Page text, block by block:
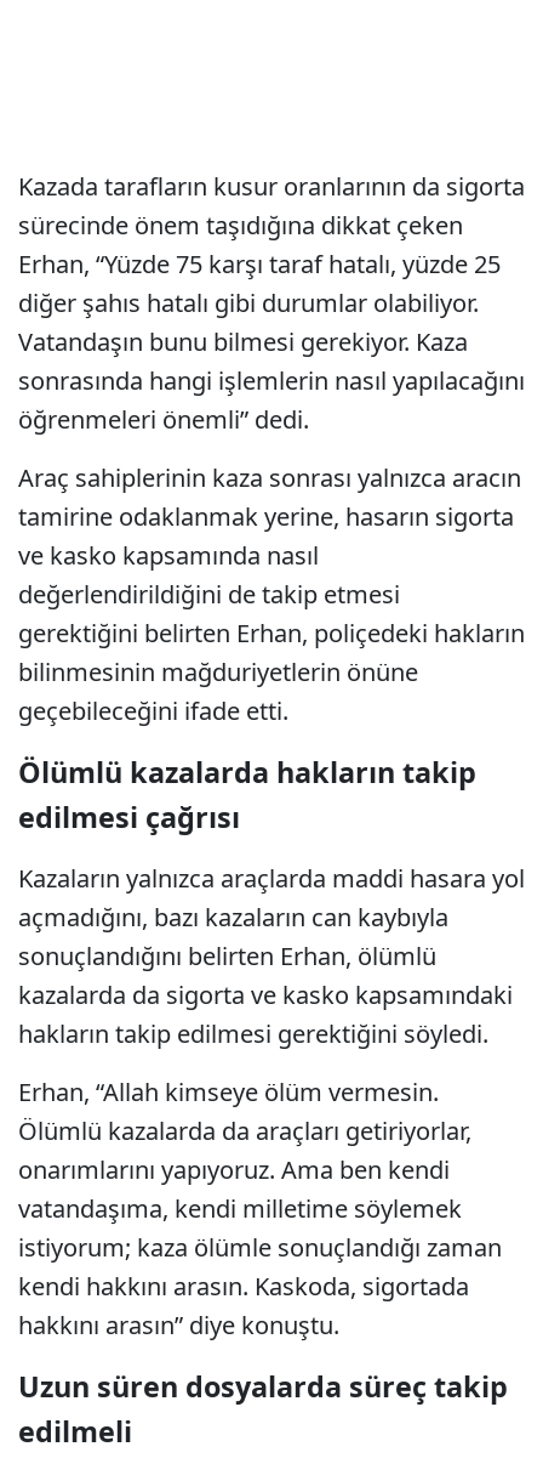
Kazada tarafların kusur oranlarının da sigorta
sürecinde önem taşıdığına dikkat çeken
Erhan, “Yüzde 75 karşı taraf hatalı, yüzde 25
diğer şahıs hatalı gibi durumlar olabiliyor.
Vatandaşın bunu bilmesi gerekiyor. Kaza
sonrasında hangi işlemlerin nasıl yapılacağını
öğrenmeleri önemli” dedi.
Araç sahiplerinin kaza sonrası yalnızca aracın
tamirine odaklanmak yerine, hasarın sigorta
ve kasko kapsamında nasıl
değerlendirildiğini de takip etmesi
gerektiğini belirten Erhan, poliçedeki hakların
bilinmesinin mağduriyetlerin önüne
geçebileceğini ifade etti.
Ölümlü kazalarda hakların takip
edilmesi çağrısı
Kazaların yalnızca araçlarda maddi hasara yol
açmadığını, bazı kazaların can kaybıyla
sonuçlandığını belirten Erhan, ölümlü
kazalarda da sigorta ve kasko kapsamındaki
hakların takip edilmesi gerektiğini söyledi.
Erhan, “Allah kimseye ölüm vermesin.
Ölümlü kazalarda da araçları getiriyorlar,
onarımlarını yapıyoruz. Ama ben kendi
vatandaşıma, kendi milletime söylemek
istiyorum; kaza ölümle sonuçlandığı zaman
kendi hakkını arasın. Kaskoda, sigortada
hakkını arasın” diye konuştu.
Uzun süren dosyalarda süreç takip
edilmeli